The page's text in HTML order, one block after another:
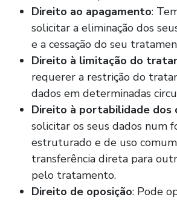
Direito ao apagamento:
solicitar a eliminação dos
e a cessação do seu
Direito à limitação do
requerer a restrição do
dados em determinadas
Direito à portabilidade dos
solicitar os seus dados num
estruturado e de uso
transferência direta para
pelo tratamento.
Direito de oposição: Pode